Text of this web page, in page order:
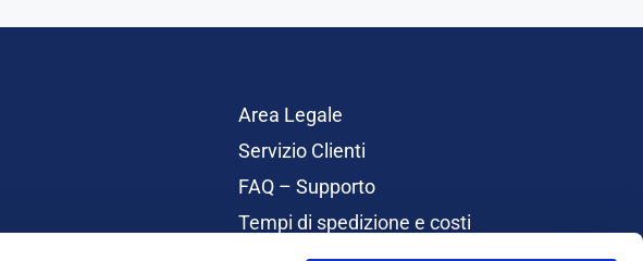
Area Legale
Servizio Clienti
FAQ – Supporto
Tempi di spedizione e costi